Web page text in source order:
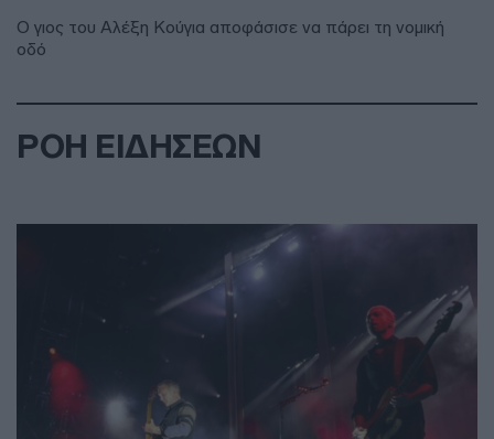
Ο γιος του Αλέξη Κούγια αποφάσισε να πάρει τη νομική
οδό
ΡΟΗ ΕΙΔΗΣΕΩΝ